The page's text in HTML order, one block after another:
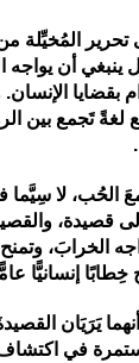
تحرير المُخيِّلة
أن يواجه
بقضايا الإنسان.
لغةً تَجمع بين
الحُب، لا سِيَّما
قصيدة،
الخرابَ،
إنسانيًّا
يَرَيَان
في اكتشاف